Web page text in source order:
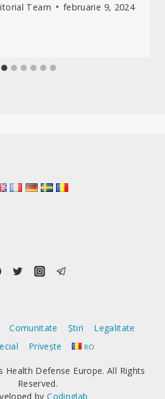
Team februarie 9, 2024
Comunitate Știri
Legalitate
Privește RO
Health Defense Europe. All Rights
Reserved.
byCodinglab